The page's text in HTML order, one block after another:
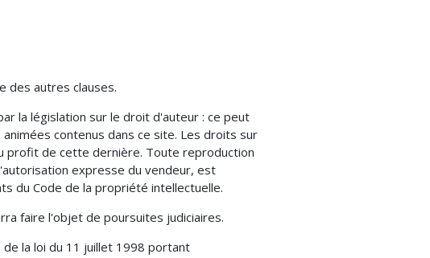
des autres clauses.
la législation sur le droit d'auteur : ce peut
contenus dans ce site. Les droits sur
profit de cette dernière. Toute reproduction
expresse du vendeur, est
du Code de la propriété intellectuelle.
faire l'objet de poursuites judiciaires.
la loi du 11 juillet 1998 portant